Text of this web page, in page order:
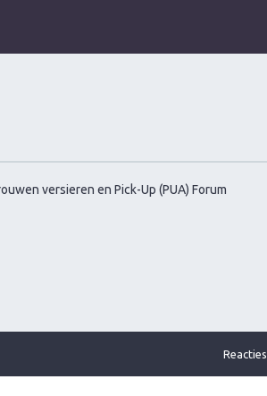
versieren en Pick-Up (PUA) Forum
Reacties